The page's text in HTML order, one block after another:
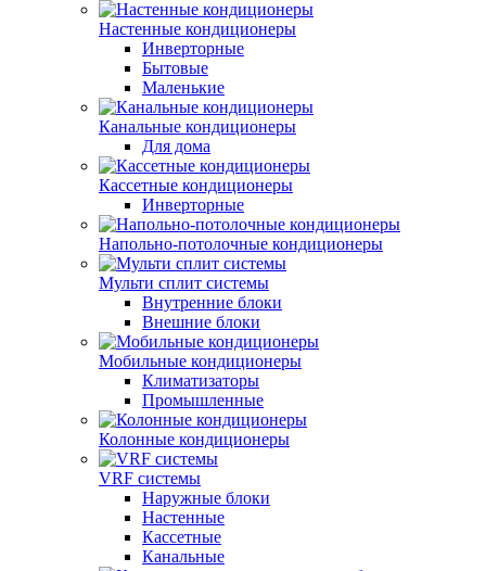
Настенные кондиционеры
Инверторные
Бытовые
Маленькие
Канальные кондиционеры
Для дома
Кассетные кондиционеры
Инверторные
Напольно-потолочные кондиционеры
Мульти сплит системы
Внутренние блоки
Внешние блоки
Мобильные кондиционеры
Климатизаторы
Промышленные
Колонные кондиционеры
VRF системы
Наружные блоки
Настенные
Кассетные
Канальные